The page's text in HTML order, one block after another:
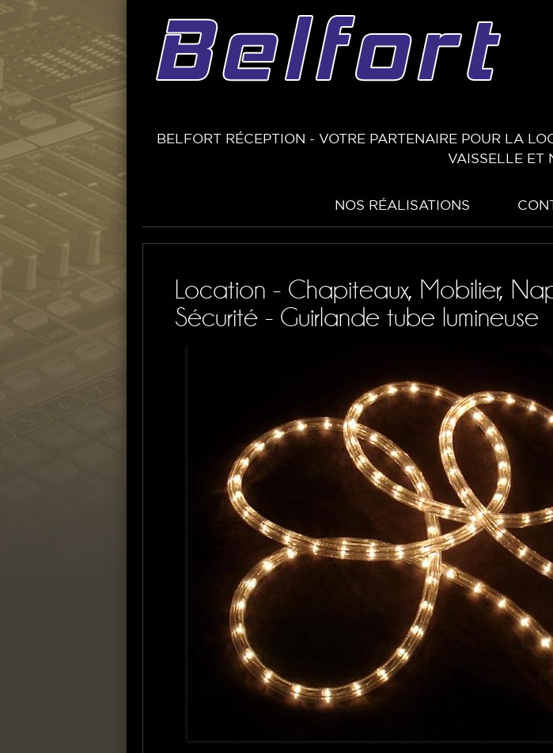
BELFORT RÉCEPTION - VOTRE PARTENAIRE POUR LA
VAISSELLE ET
NOS RÉALISATIONS
Location - Chapiteaux, Mobilier,
Sécurité - Guirlande tube lumineuse